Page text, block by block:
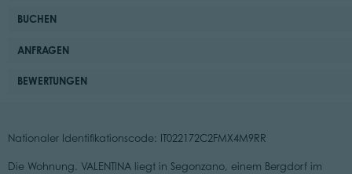
BUCHEN
ANFRAGEN
BEWERTUNGEN
Nationaler Identifikationscode: IT022172C2FMX4M9RR
Die Wohnung. VALENTINA liegt in Segonzano, einem Bergdorf im